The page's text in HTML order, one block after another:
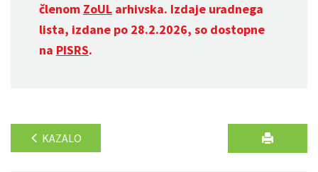
členom ZoUL arhivska. Izdaje uradnega
lista, izdane po 28.2.2026, so dostopne
na PISRS.
KAZALO